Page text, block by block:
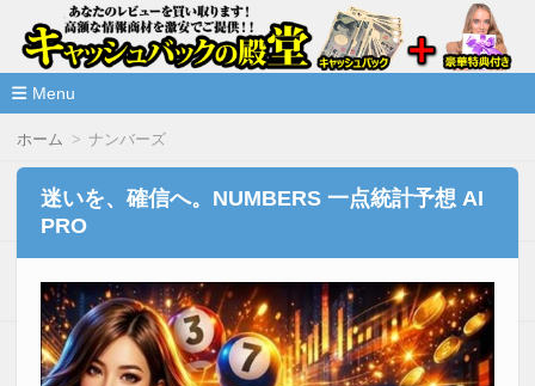
情報商材激安サイト・キャッシ
ュバックの殿堂
高額な情報商材をレビューを買い取ることで激安で購入できま
Menu
ホーム ナンバーズ
迷いを、確信へ。NUMBERS 一点統計予想 AI
PRO